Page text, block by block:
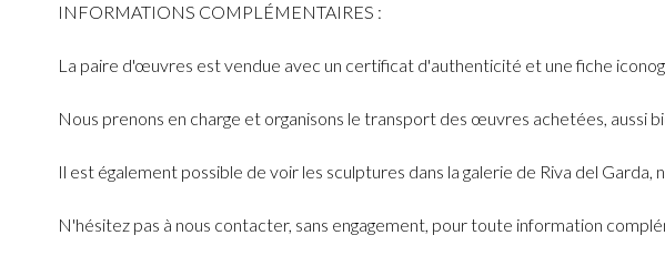
INFORMATIONS COMPLÉMENTAIRES :
La paire d'œuvres est vendue avec un certificat d'authenticité et une fiche
Nous prenons en charge et organisons le transport des œuvres achetées,
Il est également possible de voir les sculptures dans la galerie de Riva del
N'hésitez pas à nous contacter, sans engagement, pour toute information